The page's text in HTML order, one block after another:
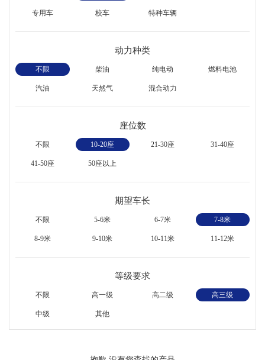
专用车 校车 特种车辆
动力种类
不限 柴油 纯电动 燃料电池
汽油 天然气 混合动力
座位数
不限 10-20座 21-30座 31-40座
41-50座 50座以上
期望车长
不限 5-6米 6-7米 7-8米
8-9米 9-10米 10-11米 11-12米
等级要求
不限 高一级 高二级 高三级
中级 其他